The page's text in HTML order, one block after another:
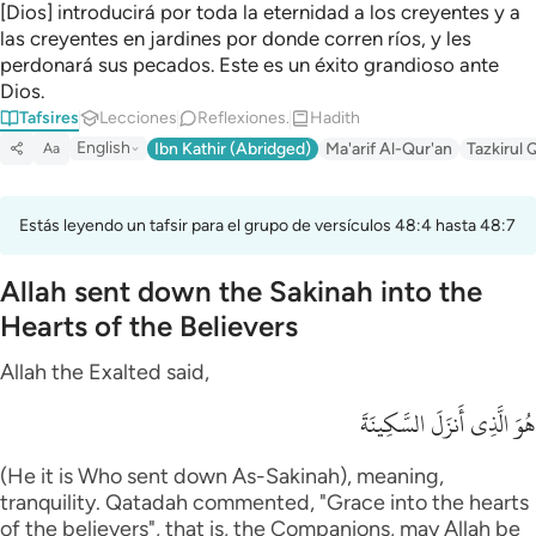
[Dios] introducirá por toda la eternidad a los creyentes y a
las creyentes en jardines por donde corren ríos, y les
perdonará sus pecados. Este es un éxito grandioso ante
Dios.
Tafsires Lecciones Reflexiones. Hadith
Aa English Ibn Kathir (Abridged) Ma'arif Al-Qur'an Tazkirul
Estás leyendo un tafsir para el grupo de versículos 48:4 hasta 48:7
Allah sent down the Sakinah into the
Hearts of the Believers
Allah the Exalted said,
هُوَ الَّذِى أَنزَلَ السَّكِينَةَ
(He it is Who sent down As-Sakinah), meaning,
tranquility. Qatadah commented, "Grace into the hearts
of the believers", that is, the Companions, may Allah be